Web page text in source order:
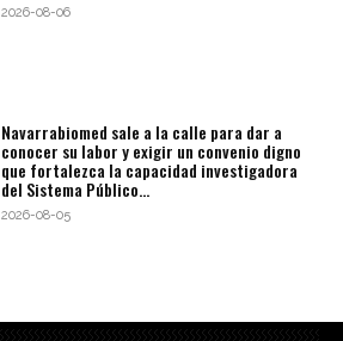
2026-08-06
Navarrabiomed sale a la calle para dar a
conocer su labor y exigir un convenio digno
que fortalezca la capacidad investigadora
del Sistema Público...
2026-08-05